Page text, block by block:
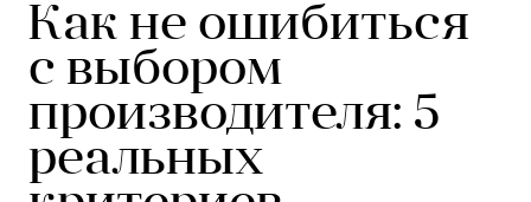
Как не ошибиться
с выбором
производителя: 5
реальных